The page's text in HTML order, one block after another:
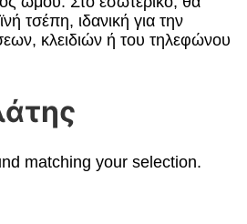
τσέπη, ιδανική για την
κλειδιών ή του τηλεφώνου
matching your selection.